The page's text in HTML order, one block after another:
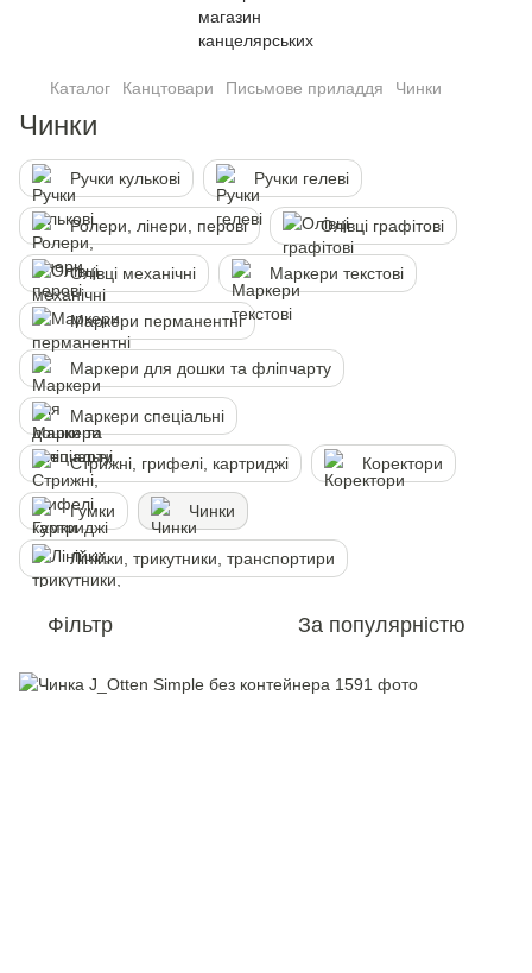
Каталог Канцтовари Письмове приладдя Чинки
Чинки
Ручки кульковi Ручки гелевi
Ролери, лінери, перові Олiвцi графітові
Олiвцi механiчнi Маркери текстовi
Маркери перманентні
Маркери для дошки та фліпчарту
Маркери спеціальні
Стрижні, грифелі, картриджi Коректори
Гумки Чинки
Лінійки, трикутники, транспортири
Фільтр За популярністю